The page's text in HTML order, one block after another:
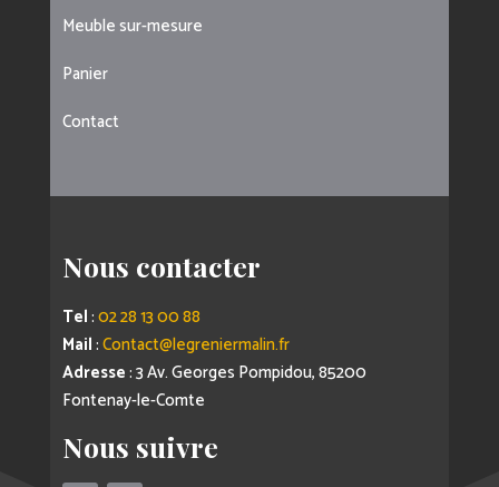
Meuble sur-mesure
Panier
Contact
Nous contacter
Tel:02 28 13 00 88
Mail:Contact@legreniermalin.fr
Adresse: 3 Av. Georges Pompidou, 85200
Fontenay-le-Comte
Nous suivre